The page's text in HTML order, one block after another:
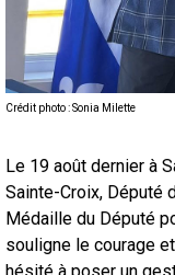
Crédit photo : Sonia Milette
Le 19 août dernier à
Sainte-Croix, Député
Médaille du Député
souligne le courage